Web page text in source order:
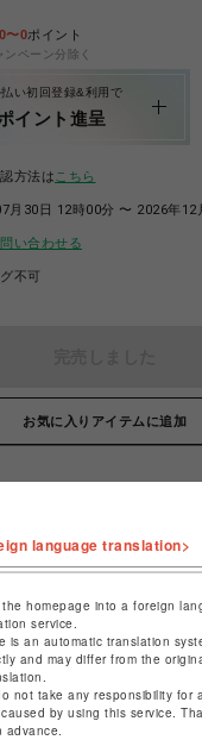
0〜0ポイント
ペーン分除く
い初回登録&利用で
イント進呈
方法は こちら
月30日 12時00分 〜 2026年12
問い合わせる
不可
お気に入りアイテムに追加
language translation>
homepage into a foreign
service.
is an automatic translation
and may differ from the
not take any responsibility for
by using this service.